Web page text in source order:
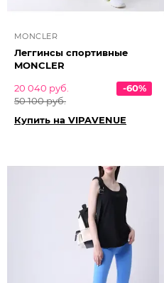
MONCLER
Леггинсы спортивные
MONCLER
20 040 руб.
50 100 руб.
-60%
Купить на VIPAVENUE